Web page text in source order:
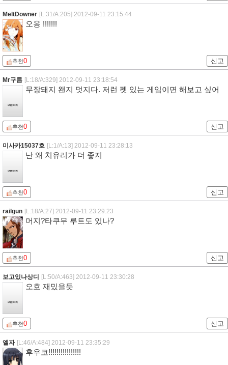
MeltDowner [L:31/A:205] 2012-09-11 23:15:44
오옹 !!!!!!!
추천0 신고
Mr구름 [L:18/A:329] 2012-09-11 23:18:54
무장돼지 왠지 멋지다. 저런 펫 있는 게임이면 해보고 싶어
추천0 신고
미사카15037호 [L:1/A:13] 2012-09-11 23:28:13
난 왜 치유리가 더 좋지
추천0 신고
railgun [L:18/A:27] 2012-09-11 23:29:23
머지?타쿠무 루트도 있나?
추천0 신고
보고있나상디 [L:50/A:463] 2012-09-11 23:30:28
오호 재밌을듯
추천0 신고
엘자 [L:46/A:484] 2012-09-11 23:35:29
후우코!!!!!!!!!!!!!!!!